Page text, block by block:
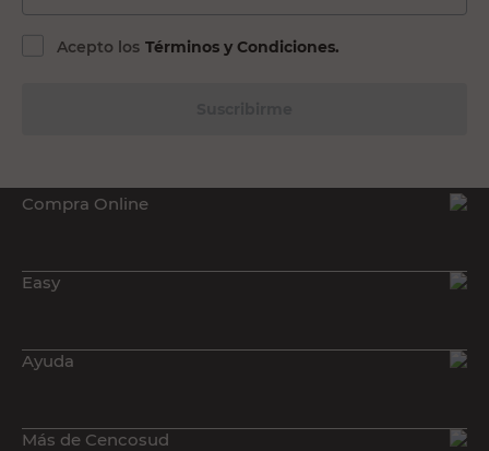
Acepto los Términos y Condiciones.
Compra Online
Easy
Ayuda
Más de Cencosud